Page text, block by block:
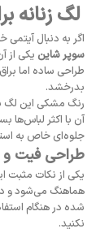
لگ زنانه
اگر به دنبال
سوپر شاین یکی از
طراحی ساده اما
بدرخشد.
رنگ مشکی این لگ
آن با اکثر لباس‌ها
جلوه‌ای خاص به
طراحی فیت
یکی از نکات مثبت
هماهنگ می‌شود و
شده در هنگام
نکنید.